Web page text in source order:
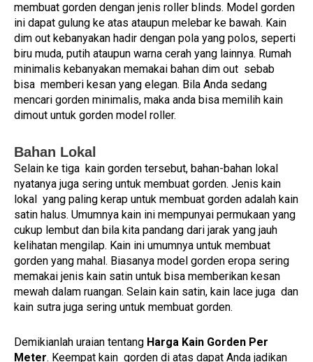
membuat gorden dengan jenis roller blinds. Model gorden
ini dapat gulung ke atas ataupun melebar ke bawah. Kain
dim out kebanyakan hadir dengan pola yang polos, seperti
biru muda, putih ataupun warna cerah yang lainnya. Rumah
minimalis kebanyakan memakai bahan dim out sebab
bisa memberi kesan yang elegan. Bila Anda sedang
mencari gorden minimalis, maka anda bisa memilih kain
dimout untuk gorden model roller.
Bahan Lokal
Selain ke tiga kain gorden tersebut, bahan-bahan lokal
nyatanya juga sering untuk membuat gorden. Jenis kain
lokal yang paling kerap untuk membuat gorden adalah kain
satin halus. Umumnya kain ini mempunyai permukaan yang
cukup lembut dan bila kita pandang dari jarak yang jauh
kelihatan mengilap. Kain ini umumnya untuk membuat
gorden yang mahal. Biasanya model gorden eropa sering
memakai jenis kain satin untuk bisa memberikan kesan
mewah dalam ruangan. Selain kain satin, kain lace juga dan
kain sutra juga sering untuk membuat gorden.
Demikianlah uraian tentang Harga Kain Gorden Per
Meter. Keempat kain gorden di atas dapat Anda jadikan